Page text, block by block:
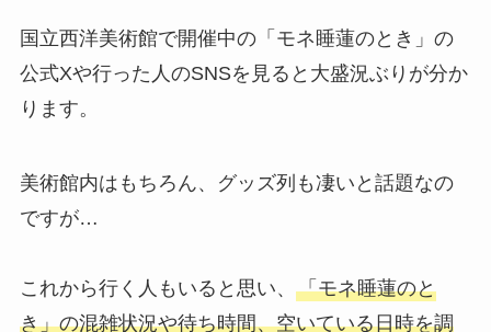
国立西洋美術館で開催中の「モネ睡蓮のとき」の
公式Xや行った人のSNSを見ると大盛況ぶりが分か
ります。
美術館内はもちろん、グッズ列も凄いと話題なの
ですが…
これから行く人もいると思い、 「モネ睡蓮のと
き」の混雑状況や待ち時間、空いている日時を調